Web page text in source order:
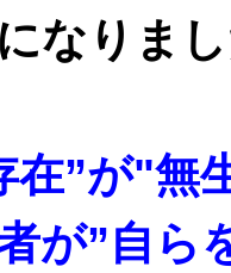
なりま
在”が"無
が”自ら